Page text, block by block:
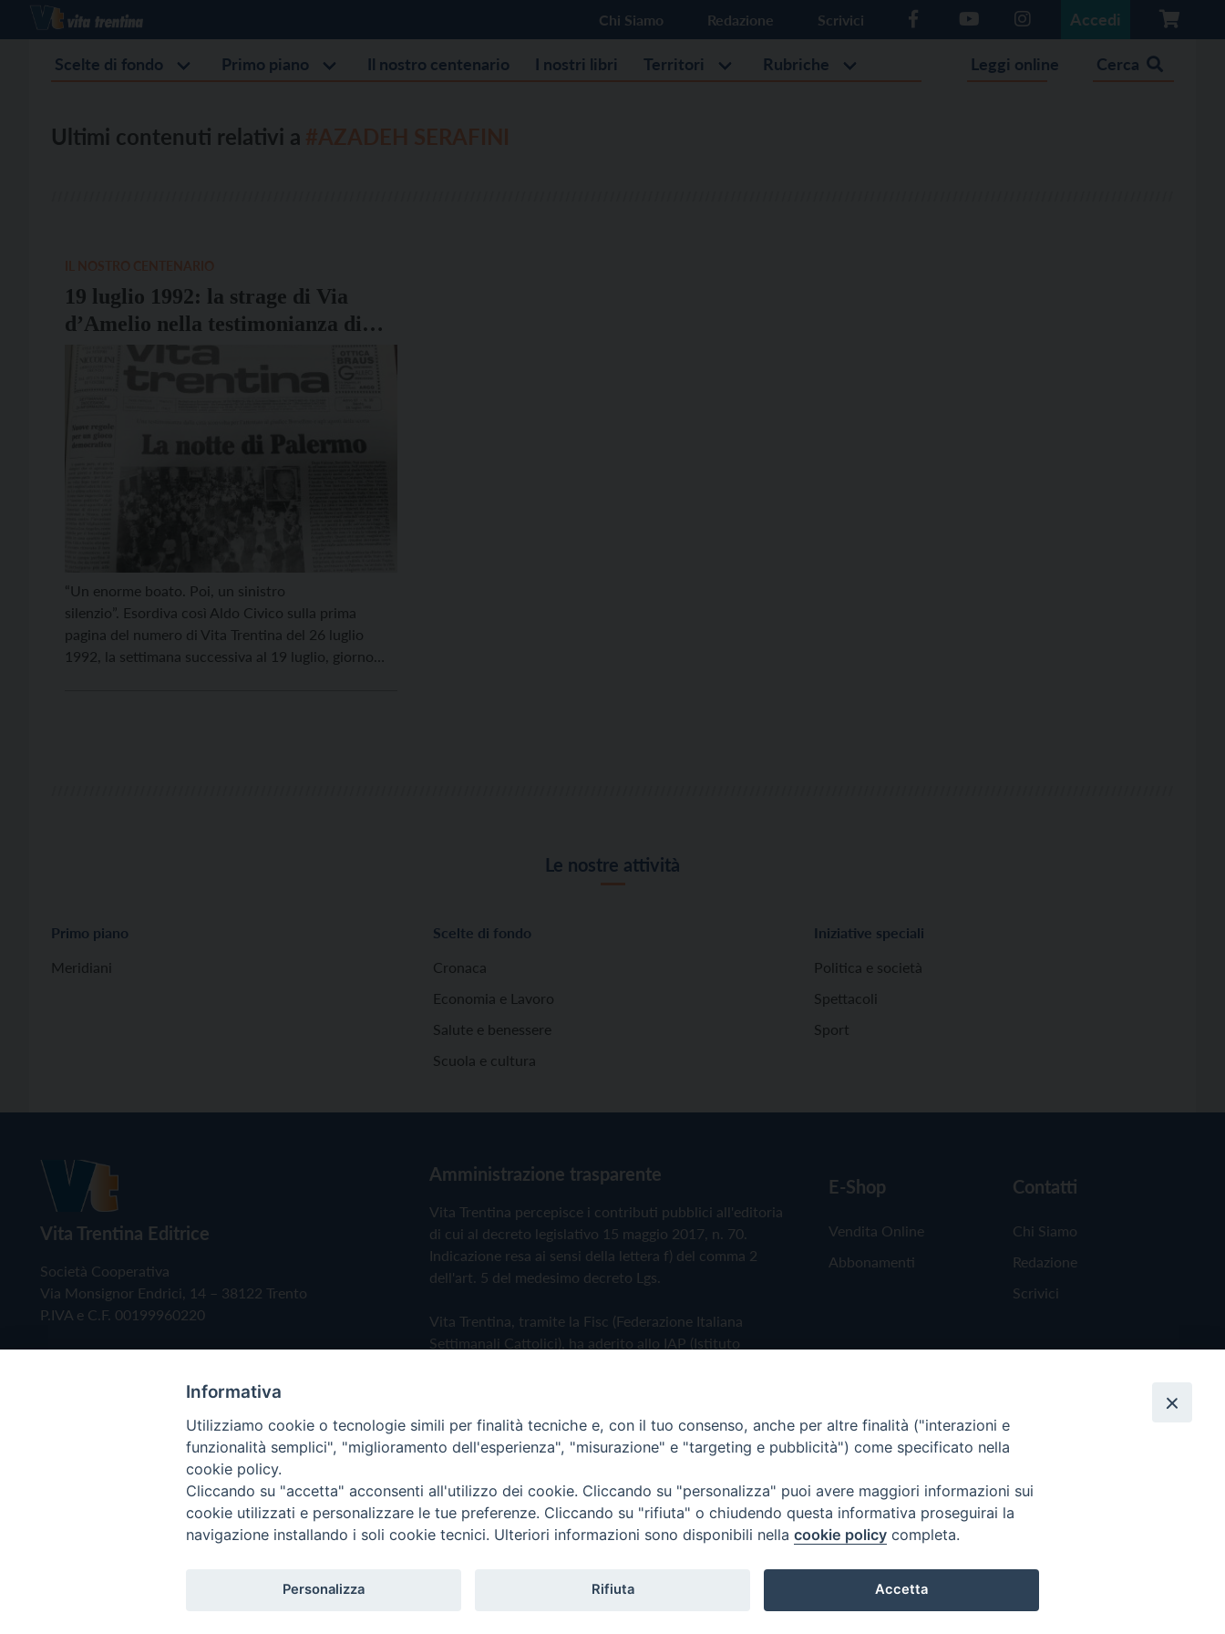
Chi Siamo Redazione Scrivici Accedi
Scelte di fondo Primo piano Il nostro centenario I nostri libri Territori Rubriche Leggi online Cerca
Ultimi contenuti relativi a
19 luglio 1992: la strage di Via
d’Amelio nella testimonianza di
“Un enorme boato. Poi, un sinistro
silenzio”. Esordiva così Aldo Civico sulla prima
pagina del numero di Vita Trentina del 26 luglio
1992, la settimana successiva al 19 luglio, giorno
Le nostre attività
Primo piano
Meridiani
Scelte di fondo
Cronaca
Economia e Lavoro
Salute e benessere
Scuola e cultura
Iniziative speciali
Politica e società
Spettacoli
Sport
Vita Trentina Editrice
Società Cooperativa
Via Monsignor Endrici, 14 – 38122 Trento
P.IVA e C.F. 00199960220
Amministrazione trasparente
Vita Trentina percepisce i contributi pubblici all'editoria
di cui al decreto legislativo 15 maggio 2017, n. 70.
Indicazione resa ai sensi della lettera f) del comma 2
dell'art. 5 del medesimo decreto Lgs.
Vita Trentina, tramite la Fisc (Federazione Italiana
Settimanali Cattolici), ha aderito allo IAP (Istituto
Privacy Policy Cookie Policy
E-Shop
Vendita Online
Abbonamenti
Contatti
Chi Siamo
Redazione
Scrivici
Copyright © 2019 - Tutti i diritti riservati - Vita Trentina Editrice
Informativa
Utilizziamo cookie o tecnologie simili per finalità tecniche e, con il tuo consenso, anche per altre finalità ("interazioni e
funzionalità semplici", "miglioramento dell'esperienza", "misurazione" e "targeting e pubblicità") come specificato nella
cookie policy.
Cliccando su "accetta" acconsenti all'utilizzo dei cookie. Cliccando su "personalizza" puoi avere maggiori informazioni sui
cookie utilizzati e personalizzare le tue preferenze. Cliccando su "rifiuta" o chiudendo questa informativa proseguirai la
navigazione installando i soli cookie tecnici. Ulteriori informazioni sono disponibili nella cookie policy completa.
Personalizza Rifiuta Accetta